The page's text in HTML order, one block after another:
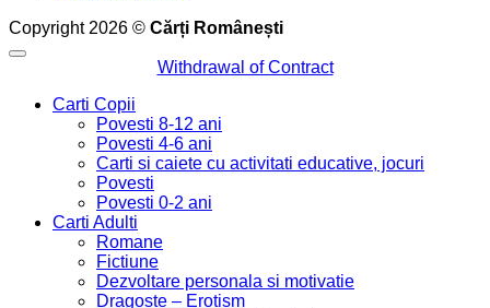
Copyright 2026 © Cărți Românești
Withdrawal of Contract
Carti Copii
Povesti 8-12 ani
Povesti 4-6 ani
Carti si caiete cu activitati educative, jocuri
Povesti
Povesti 0-2 ani
Carti Adulti
Romane
Fictiune
Dezvoltare personala si motivatie
Dragoste – Erotism